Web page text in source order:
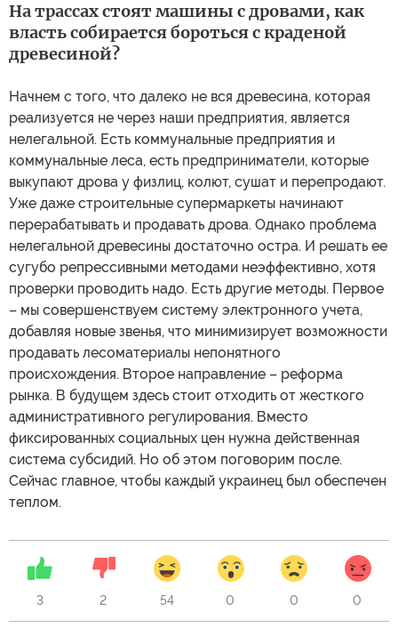
На трассах стоят машины с дровами, как
власть собирается бороться с краденой
древесиной?
Начнем с того, что далеко не вся древесина, которая
реализуется не через наши предприятия, является
нелегальной. Есть коммунальные предприятия и
коммунальные леса, есть предприниматели, которые
выкупают дрова у физлиц, колют, сушат и перепродают.
Уже даже строительные супермаркеты начинают
перерабатывать и продавать дрова. Однако проблема
нелегальной древесины достаточно остра. И решать ее
сугубо репрессивными методами неэффективно, хотя
проверки проводить надо. Есть другие методы. Первое
– мы совершенствуем систему электронного учета,
добавляя новые звенья, что минимизирует возможности
продавать лесоматериалы непонятного
происхождения. Второе направление – реформа
рынка. В будущем здесь стоит отходить от жесткого
административного регулирования. Вместо
фиксированных социальных цен нужна действенная
система субсидий. Но об этом поговорим после.
Сейчас главное, чтобы каждый украинец был обеспечен
теплом.
3 2 54 0 0 0